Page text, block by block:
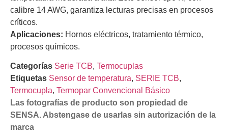
calibre 14 AWG, garantiza lecturas precisas en procesos
críticos.
Aplicaciones: Hornos eléctricos, tratamiento térmico,
procesos químicos.
Categorías Serie TCB, Termocuplas
Etiquetas Sensor de temperatura, SERIE TCB,
Termocupla, Termopar Convencional Básico
Las fotografías de producto son propiedad de
SENSA. Abstengase de usarlas sin autorización de la
marca